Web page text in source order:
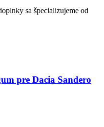
sa špecializujeme od
pre Dacia Sandero